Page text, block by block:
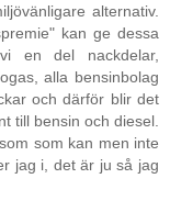
alternativ.
kan ge dessa
en del nackdelar,
alla bensinbolag
och därför blir det
till bensin och diesel.
som kan men inte
jag i, det är ju så jag